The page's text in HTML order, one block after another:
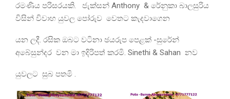
රමණිය පරිසරයකි. ජැක්සන් Anthony & රේනුකා බාලසුරිය
විසින් විවාහ යුවල පෝරුව වෙතට කැදවාගෙන
යන ලදී. රසික ඔබට වටිනා ඡයරුප පෙළක් -සුරේන්
අබේසුන්දර වන මා ඉදිරිපත් කරමි. Sinethi & Sahan නව
යුවලට සුබ පතමි .